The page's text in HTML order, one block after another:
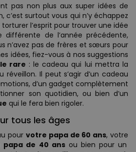
pas non plus aux super idées de
c’est surtout vous qui n’y échappez
l’esprit pour trouver une idée
différente de l’année précédente,
n’avez pas de frères et sœurs pour
idées, fiez-vous à nos suggestions
rare : le cadeau qui lui mettra la
Il peut s’agir d’un cadeau
d’un gadget complètement
son quotidien, ou bien d’un
qui le fera bien rigoler.
tous les âges
pour votre papa de 60 ans, votre
papa de 40 ansou bien pour un